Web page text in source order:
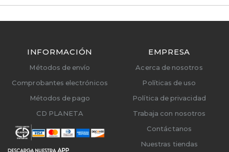
INFORMACIÓN
Métodos de envío
Comprobantes electrónicos
Métodos de pago
CD PLANETA
EMPRESA
Acerca de nosotros
Políticas de uso
Política de privacidad
Trabaja con nosotros
Contáctanos
Nuestras tiendas